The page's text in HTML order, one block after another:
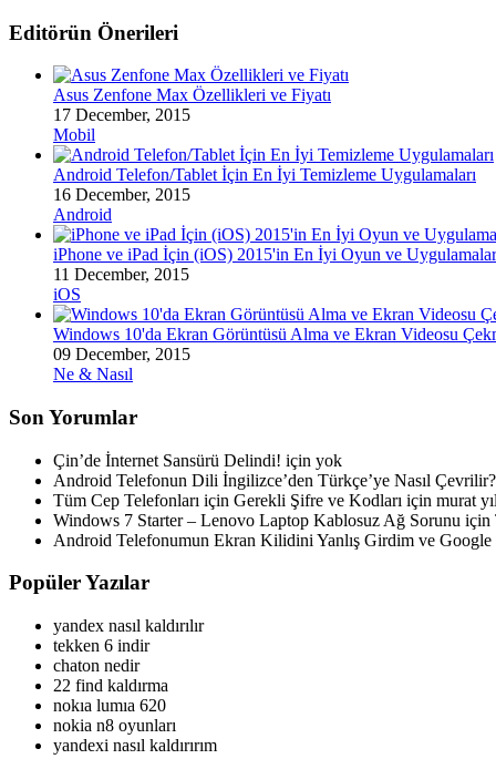
Editörün Önerileri
Asus Zenfone Max Özellikleri ve Fiyatı
17 December, 2015
Mobil
Android Telefon/Tablet İçin En İyi Temizleme Uygulamaları
16 December, 2015
Android
iPhone ve iPad İçin (iOS) 2015'in En İyi Oyun ve
11 December, 2015
iOS
Windows 10'da Ekran Görüntüsü Alma ve Ekran Videosu
09 December, 2015
Ne & Nasıl
Son Yorumlar
Çin’de İnternet Sansürü Delindi! için yok
Android Telefonun Dili İngilizce’den Türkçe’ye Nasıl
Tüm Cep Telefonları için Gerekli Şifre ve Kodları için murat
Windows 7 Starter – Lenovo Laptop Kablosuz Ağ Sorunu için
Android Telefonumun Ekran Kilidini Yanlış Girdim ve Google
Popüler Yazılar
yandex nasıl kaldırılır
tekken 6 indir
chaton nedir
22 find kaldırma
nokıa lumıa 620
nokia n8 oyunları
yandexi nasıl kaldırırım